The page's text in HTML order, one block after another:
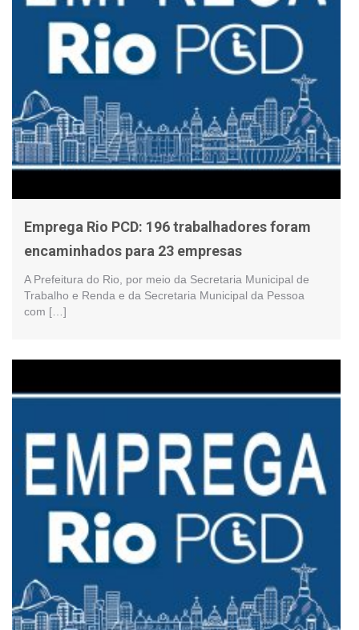
Emprega Rio PCD: 196 trabalhadores foram
encaminhados para 23 empresas
A Prefeitura do Rio, por meio da Secretaria Municipal de
Trabalho e Renda e da Secretaria Municipal da Pessoa
com […]